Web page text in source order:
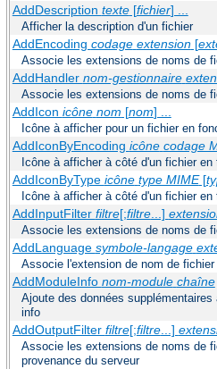
AddDescription texte[fichier] ...
Afficher la description d'un fichier
AddEncoding codage extension[
Associe les extensions de noms de
AddHandler nom-gestionnaire
Associe les extensions de noms de
AddIcon icône nom [nom] ...
Icône à afficher pour un fichier en
AddIconByEncoding icône codage
Icône à afficher à côté d'un fichier
AddIconByType icône type MIME[
Icône à afficher à côté d'un fichier
AddInputFilter filtre[;filtre...]
Associe les extensions de noms de
AddLanguage symbole-langage
Associe l'extension de nom de
AddModuleInfo nom-module chaîne
Ajoute des données
info
AddOutputFilter filtre[;filtre...]
Associe les extensions de noms de
provenance du serveur